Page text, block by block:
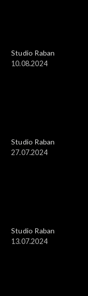
Studio Raban
10.08.2024
Studio Raban
27.07.2024
Studio Raban
13.07.2024